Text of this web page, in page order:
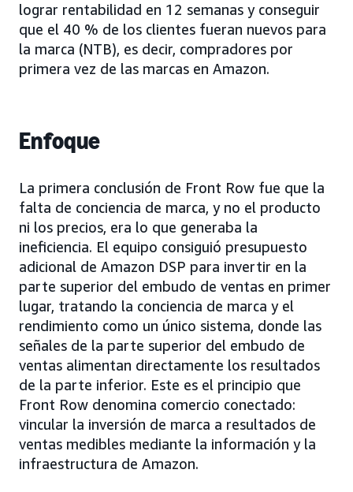
lograr rentabilidad en 12 semanas y conseguir
que el 40 % de los clientes fueran nuevos para
la marca (NTB), es decir, compradores por
primera vez de las marcas en Amazon.
Enfoque
La primera conclusión de Front Row fue que la
falta de conciencia de marca, y no el producto
ni los precios, era lo que generaba la
ineficiencia. El equipo consiguió presupuesto
adicional de Amazon DSP para invertir en la
parte superior del embudo de ventas en primer
lugar, tratando la conciencia de marca y el
rendimiento como un único sistema, donde las
señales de la parte superior del embudo de
ventas alimentan directamente los resultados
de la parte inferior. Este es el principio que
Front Row denomina comercio conectado:
vincular la inversión de marca a resultados de
ventas medibles mediante la información y la
infraestructura de Amazon.